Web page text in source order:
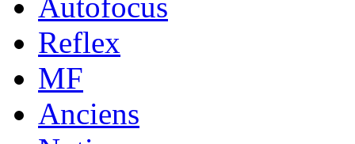
Reflex
MF
Anciens